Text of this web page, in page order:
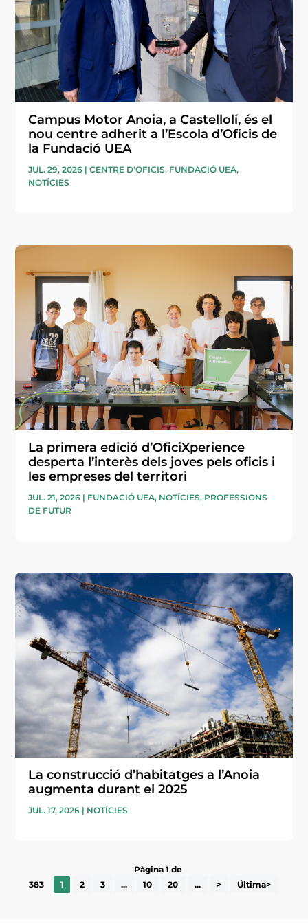
Campus Motor Anoia, a Castellolí, és el
nou centre adherit a l’Escola d’Oficis de
la Fundació UEA
JUL. 29, 2026 |CENTRE D'OFICIS, FUNDACIÓ UEA,
NOTÍCIES
La primera edició d’OficiXperience
desperta l’interès dels joves pels oficis i
les empreses del territori
JUL. 21, 2026 | FUNDACIÓ UEA, NOTÍCIES, PROFESSIONS
DE FUTUR
La construcció d’habitatges a l’Anoia
augmenta durant el 2025
JUL. 17, 2026 | NOTÍCIES
Pàgina 1 de
383
1 2 3 ... 10 20 ... > Última>